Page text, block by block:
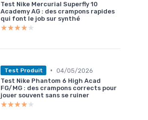
Test Nike Mercurial Superfly 10
Academy AG : des crampons rapides
qui font le job sur synthé
★★★★★
★★★★★
Test Produit • 04/05/2026
Test Nike Phantom 6 High Acad
FG/MG : des crampons corrects pour
jouer souvent sans se ruiner
★★★★★
★★★★★